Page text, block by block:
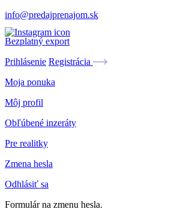
info@predajprenajom.sk
Bezplatný export
Prihlásenie Registrácia
Moja ponuka
Môj profil
Obľúbené inzeráty
Pre realitky
Zmena hesla
Odhlásiť sa
Formulár na zmenu hesla.